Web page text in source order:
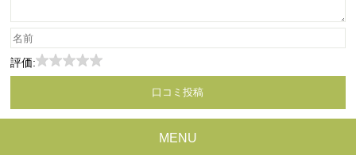
評価:
MENU